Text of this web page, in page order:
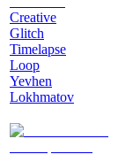
Creative
Glitch
Timelapse
Loop
Yevhen
Lokhmatov